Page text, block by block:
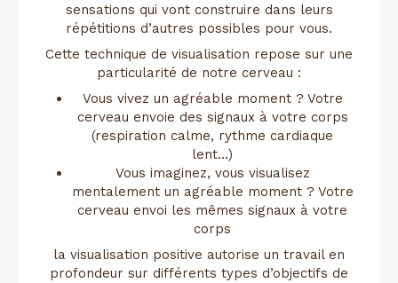
sensations qui vont construire dans leurs
répétitions d’autres possibles pour vous.
Cette technique de visualisation repose sur une
particularité de notre cerveau :
Vous vivez un agréable moment ? Votre
cerveau envoie des signaux à votre corps
(respiration calme, rythme cardiaque
lent…)
Vous imaginez, vous visualisez
mentalement un agréable moment ? Votre
cerveau envoi les mêmes signaux à votre
corps
la visualisation positive autorise un travail en
profondeur sur différents types d’objectifs de